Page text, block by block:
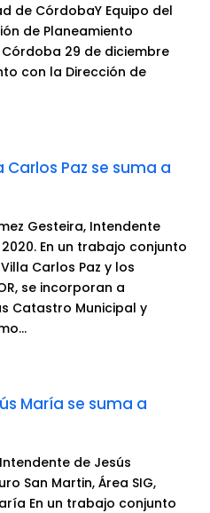
de CórdobaY Equipo del
de Planeamiento
29 de diciembre
con la Dirección de
Carlos Paz se suma a
Gesteira, Intendente
En un trabajo conjunto
Carlos Paz y los
se incorporan a
Catastro Municipal y
María se suma a
de Jesús
San Martin, Área SIG,
En un trabajo conjunto